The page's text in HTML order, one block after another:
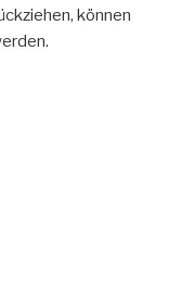
können